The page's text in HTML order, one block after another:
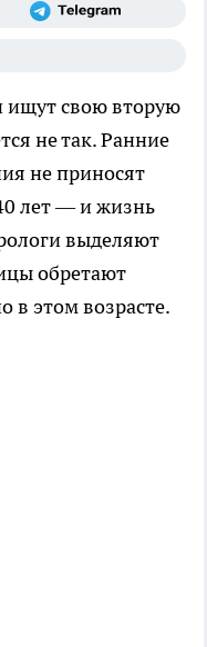
свою вторую
не так. Ранние
не приносят
лет — и жизнь
выделяют
обретают
этом возрасте.